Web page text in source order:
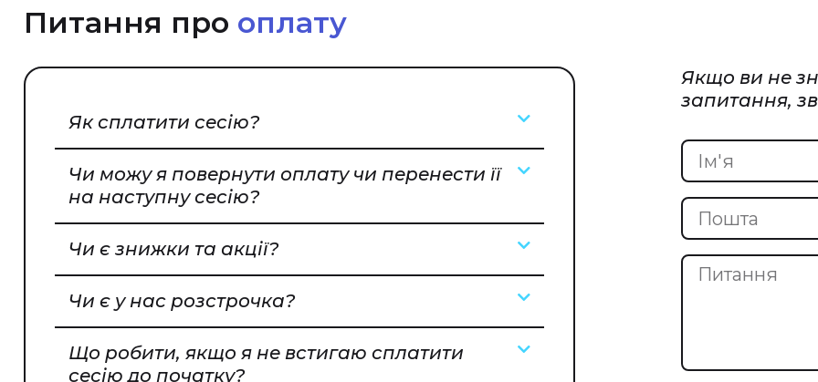
Питання про оплату
Як сплатити сесію?
Чи можу я повернути оплату чи перенести її
на наступну сесію?
Чи є знижки та акції?
Чи є у нас розстрочка?
Що робити, якщо я не встигаю сплатити
сесію до початку?
Якщо ви не
запитання,